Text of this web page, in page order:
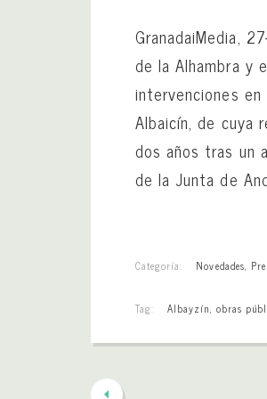
GranadaiMedia,
de la Alhambra y
intervenciones
Albaicín, de cuya
dos años tras un
de la Junta de
Categoría: Novedades,
Tag: Albayzín, obras